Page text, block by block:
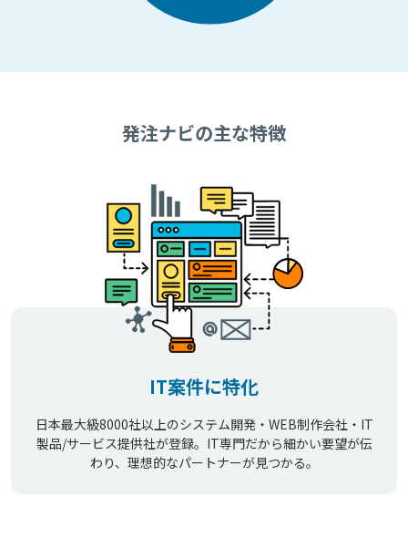
発注ナビの主な特徴
IT案件に特化
日本最大級8000社以上のシステム開発・WEB制作会社・IT
製品/サービス提供社が登録。IT専門だから細かい要望が伝
わり、理想的なパートナーが見つかる。